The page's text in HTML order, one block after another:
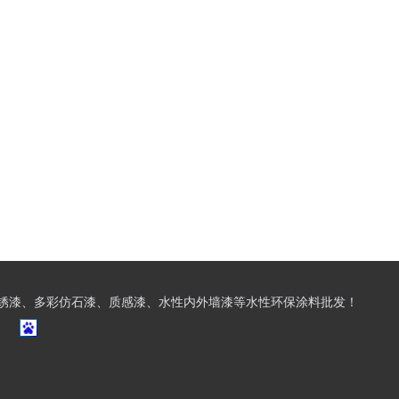
、多彩仿石漆、质感漆、水性内外墙漆等水性环保涂料批发！